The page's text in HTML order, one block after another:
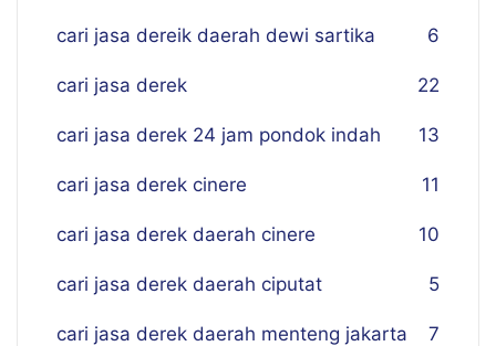
cari jasa dereik daerah dewi sartika 6
cari jasa derek 22
cari jasa derek 24 jam pondok indah 13
cari jasa derek cinere 11
cari jasa derek daerah cinere 10
cari jasa derek daerah ciputat 5
cari jasa derek daerah menteng jakarta 7